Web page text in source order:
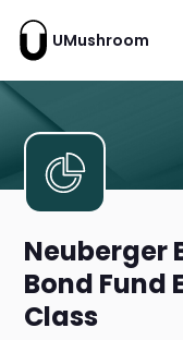
UMushroom
Neuberger
Bond Fund
Class